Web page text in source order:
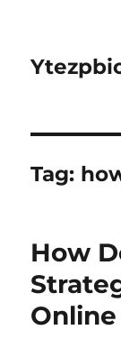
Tag:
How